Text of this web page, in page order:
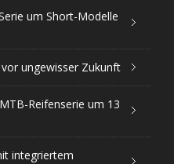
um Short-Modelle
ungewisser Zukunft
Reifenserie um 13
integriertem